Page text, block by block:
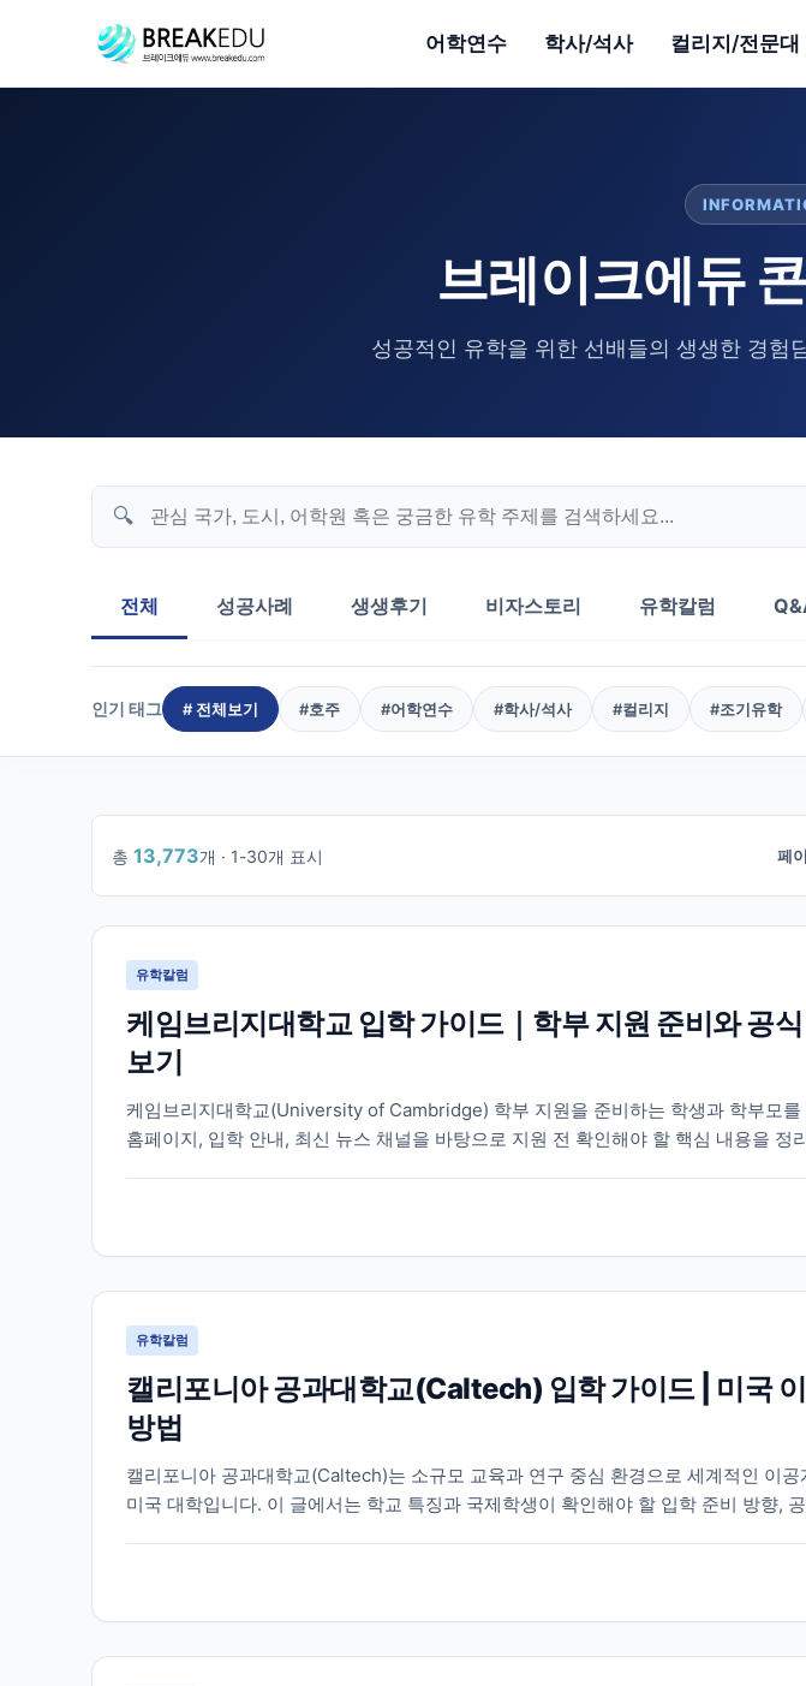
어학연수 학사/석사 컬리지/전문대
브레이크에듀
성공적인 유학을 위한 선배들의 생생한 경험
🔍
전체 성공사례 생생후기 비자스토리 유학칼럼
인기 태그 # 전체보기 #호주 #어학연수 #학사/석사 #컬리지 #조기유학
총 13,773개 · 1-30개 표시 페
1/460
유학칼럼
케임브리지대학교 입학 가이드｜학부 지원 준비와 공
보기
케임브리지대학교(University of Cambridge) 학부 지원을 준비하는 학생과 학부모를
홈페이지, 입학 안내, 최신 뉴스 채널을 바탕으로 지원 전 확인해야 할 핵심 내용을 정
유학칼럼
캘리포니아 공과대학교(Caltech) 입학 가이드 | 미국 이
방법
캘리포니아 공과대학교(Caltech)는 소규모 교육과 연구 중심 환경으로 세계적인 이
미국 대학입니다. 이 글에서는 학교 특징과 국제학생이 확인해야 할 입학 준비 방향,